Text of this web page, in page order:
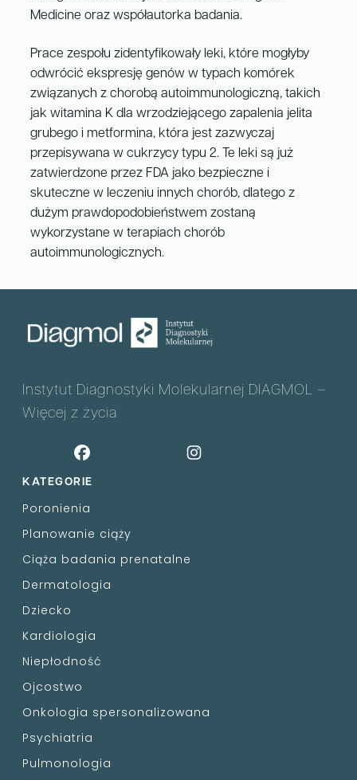
Medicine oraz współautorka badania.
Prace zespołu zidentyfikowały leki, które mogłyby
odwrócić ekspresję genów w typach komórek
związanych z chorobą autoimmunologiczną, takich
jak witamina K dla wrzodziejącego zapalenia jelita
grubego i metformina, która jest zazwyczaj
przepisywana w cukrzycy typu 2. Te leki są już
zatwierdzone przez FDA jako bezpieczne i
skuteczne w leczeniu innych chorób, dlatego z
dużym prawdopodobieństwem zostaną
wykorzystane w terapiach chorób
autoimmunologicznych.
Instytut Diagnostyki Molekularnej DIAGMOL –
Więcej z życia
KATEGORIE
Poronienia
Planowanie ciąży
Ciąża badania prenatalne
Dermatologia
Dziecko
Kardiologia
Niepłodność
Ojcostwo
Onkologia spersonalizowana
Psychiatria
Pulmonologia